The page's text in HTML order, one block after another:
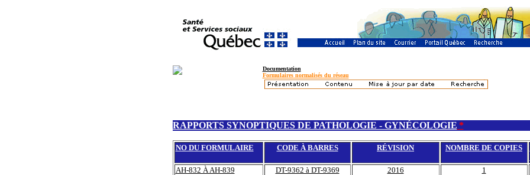
Documentation
Formulaires normalisés du réseau
RAPPORTS SYNOPTIQUES DE PATHOLOGIE - GYNÉCOLOGIE *
NO DU FORMULAIRE CODE À BARRES RÉVISION NOMBRE DE COPIES
AH-832 À AH-839
DT-9362 à DT-9369 2016
1